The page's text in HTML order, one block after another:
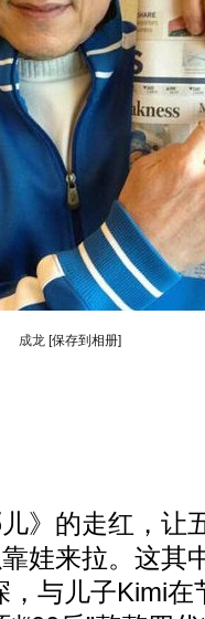
成龙 [保存到相册]
的走红，让
娃来拉。这其
，与儿子Kimi